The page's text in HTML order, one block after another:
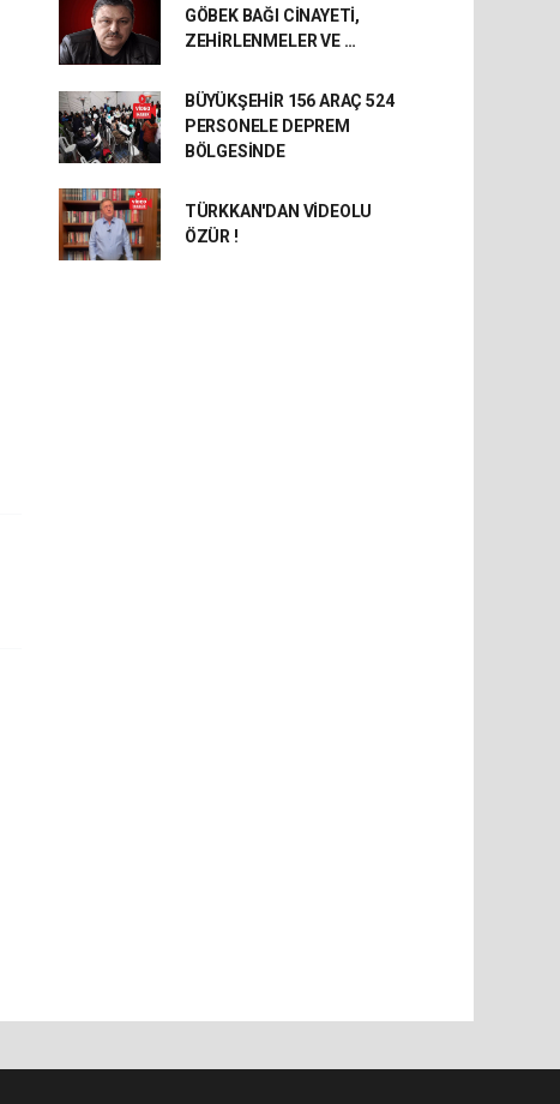
GÖBEK BAĞI CİNAYETİ,
ZEHİRLENMELER VE …
BÜYÜKŞEHİR 156 ARAÇ 524
PERSONELE DEPREM
BÖLGESİNDE
TÜRKKAN'DAN VİDEOLU
ÖZÜR !